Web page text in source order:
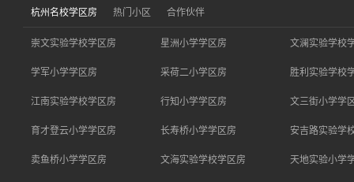
杭州名校学区房 热门小区 合作伙伴
崇文实验学校学区房 星洲小学学区房 文澜实验学校
学军小学学区房 采荷二小学区房 胜利实验学校
江南实验学校学区房 行知小学学区房 文三街小学学
育才登云小学学区房 长寿桥小学学区房 安吉路实验学
卖鱼桥小学学区房 文海实验学校学区房 天地实验小学